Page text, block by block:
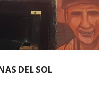
DEL SOL